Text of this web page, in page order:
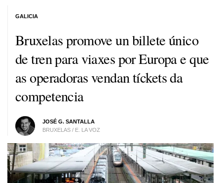
Bruxelas promove un billete único
de tren para viaxes por Europa e que
as operadoras vendan tíckets da
competencia
JOSÉ G. SANTALLA
BRUXELAS / E. LA VOZ
GALICIA